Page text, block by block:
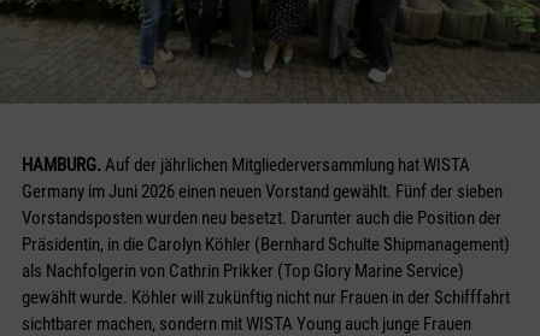
HAMBURG. Auf der jährlichen Mitgliederversammlung hat WISTA
Germany im Juni 2026 einen neuen Vorstand gewählt. Fünf der sieben
Vorstandsposten wurden neu besetzt. Darunter auch die Position der
Präsidentin, in die Carolyn Köhler (Bernhard Schulte Shipmanagement)
als Nachfolgerin von Cathrin Prikker (Top Glory Marine Service)
gewählt wurde. Köhler will zukünftig nicht nur Frauen in der Schifffahrt
sichtbarer machen, sondern mit WISTA Young auch junge Frauen